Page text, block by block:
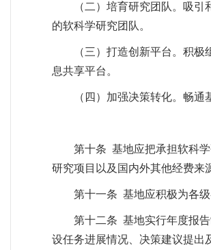
（二）培育研究团队。吸
的软科学研究团队。
（三）打造创新平台。积
息共享平台。
（四）加强决策转化。畅
第十条 基地应把承担软科
研究项目以及国内外其他经费来
第十一条 基地应积极为各
第十二条 基地实行年度报
设任务进展情况、决策建议提出